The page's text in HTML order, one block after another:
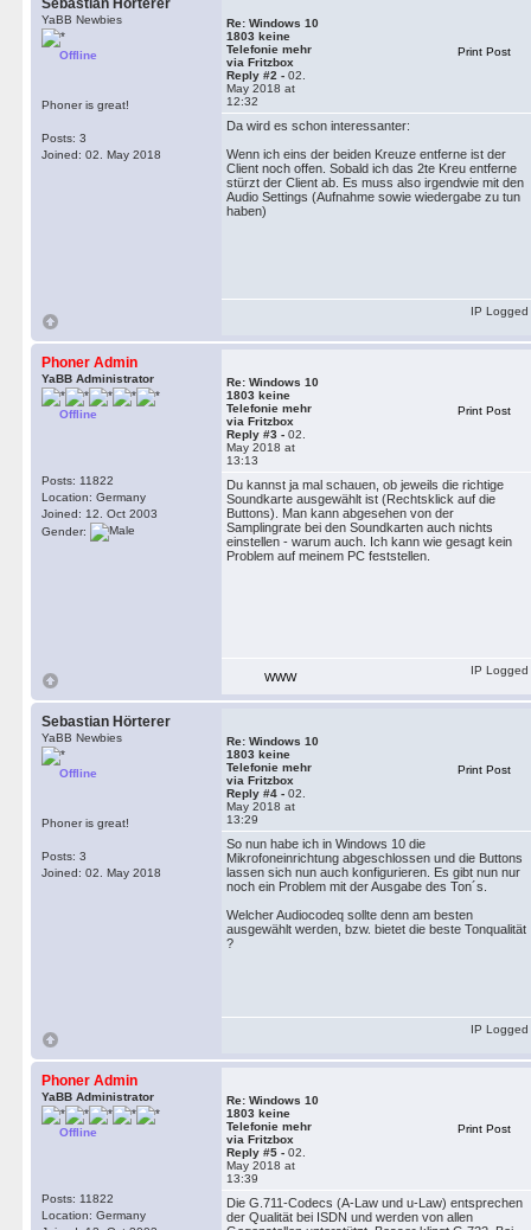
Sebastian Hörterer
YaBB Newbies
Offline
Phoner is great!
Posts: 3
Joined: 02. May 2018
Re: Windows 10
1803 keine
Telefonie mehr
via Fritzbox
Reply #2 - 02.
May 2018 at
12:32
Print Post
Da wird es schon interessanter:
Wenn ich eins der beiden Kreuze entferne ist der
Client noch offen. Sobald ich das 2te Kreu entferne
stürzt der Client ab. Es muss also irgendwie mit den
Audio Settings (Aufnahme sowie wiedergabe zu tun
haben)
IP Logged
Phoner Admin
YaBB Administrator
Offline
Posts: 11822
Location: Germany
Joined: 12. Oct 2003
Gender:
Re: Windows 10
1803 keine
Telefonie mehr
via Fritzbox
Reply #3 - 02.
May 2018 at
13:13
Print Post
Du kannst ja mal schauen, ob jeweils die richtige
Soundkarte ausgewählt ist (Rechtsklick auf die
Buttons). Man kann abgesehen von der
Samplingrate bei den Soundkarten auch nichts
einstellen - warum auch. Ich kann wie gesagt kein
Problem auf meinem PC feststellen.
WWW
IP Logged
Sebastian Hörterer
YaBB Newbies
Offline
Phoner is great!
Posts: 3
Joined: 02. May 2018
Re: Windows 10
1803 keine
Telefonie mehr
via Fritzbox
Reply #4 - 02.
May 2018 at
13:29
Print Post
So nun habe ich in Windows 10 die
Mikrofoneinrichtung abgeschlossen und die Buttons
lassen sich nun auch konfigurieren. Es gibt nun nur
noch ein Problem mit der Ausgabe des Ton´s.
Welcher Audiocodeq sollte denn am besten
ausgewählt werden, bzw. bietet die beste Tonqualität
?
IP Logged
Phoner Admin
YaBB Administrator
Offline
Posts: 11822
Location: Germany
Re: Windows 10
1803 keine
Telefonie mehr
via Fritzbox
Reply #5 - 02.
May 2018 at
13:39
Print Post
Die G.711-Codecs (A-Law und u-Law) entsprechen
der Qualität bei ISDN und werden von allen